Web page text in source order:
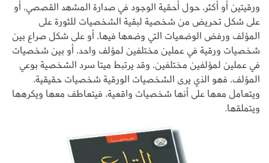
ورقيتين أو أكثر، حول أحقية الوجود في صدارة المشهد القصصي، أو
على شكل تحريض من شخصية لبقية الشخصيات للثورة على
المؤلف ورفض الوضعيات التي وضعها فيها، أو على شكل صراع بين
شخصيات ورقية في عملين مختلفين لمؤلف واحد، أو بين شخصيات
في عملين لمؤلفين مختلفين، وقد يرتبط ميتا سرد الشخصية بوعي
المؤلف، فهو الذي يرى الشخصيات الورقية شخصيات حقيقية،
ويتعامل معها على أنها شخصيات واقعية، فيتعاطف معها ويكرهها
ويتملقها.